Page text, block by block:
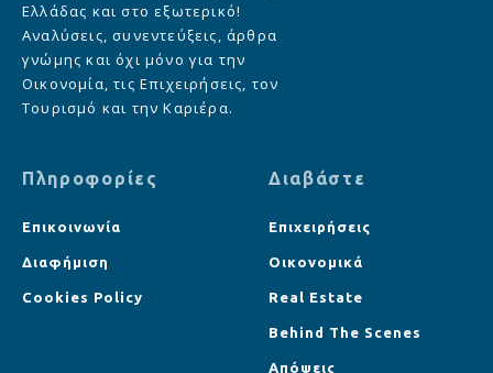
Ελλάδας και στο εξωτερικό!
Αναλύσεις, συνεντεύξεις, άρθρα
γνώμης και όχι μόνο για την
Οικονομία, τις Επιχειρήσεις, τον
Τουρισμό και την Καριέρα.
Πληροφορίες
Επικοινωνία
Διαφήμιση
Cookies Policy
Διαβάστε
Επιχειρήσεις
Οικονομικά
Real Estate
Behind The Scenes
Απόψεις